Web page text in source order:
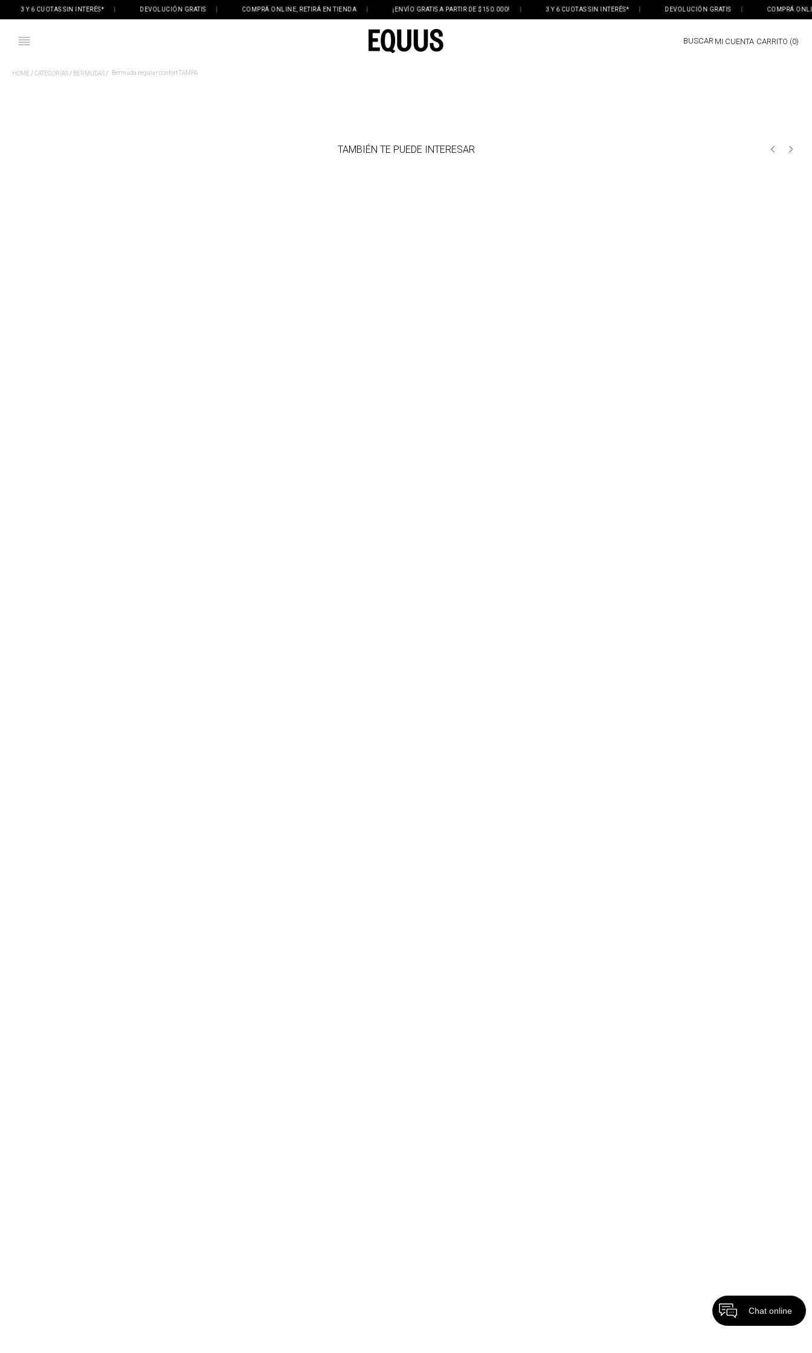
3 Y 6 CUOTAS SIN INTERÉS* | DEVOLUCIÓN GRATIS | COMPRÁ ONLINE, RETIRÁ EN TIENDA | ¡ENVÍO GRATIS A PARTIR DE $150.000! | 3 Y 6 CUOTAS SIN INTERÉS* | DEVOLUCIÓN GRATIS | COMPRÁ
BUSCAR MI CUENTA 0
CATEGORÍAS BERMUDAS Bermuda regular confort TAMPA
TAMBIÉN TE PUEDE INTERESAR
Chat online